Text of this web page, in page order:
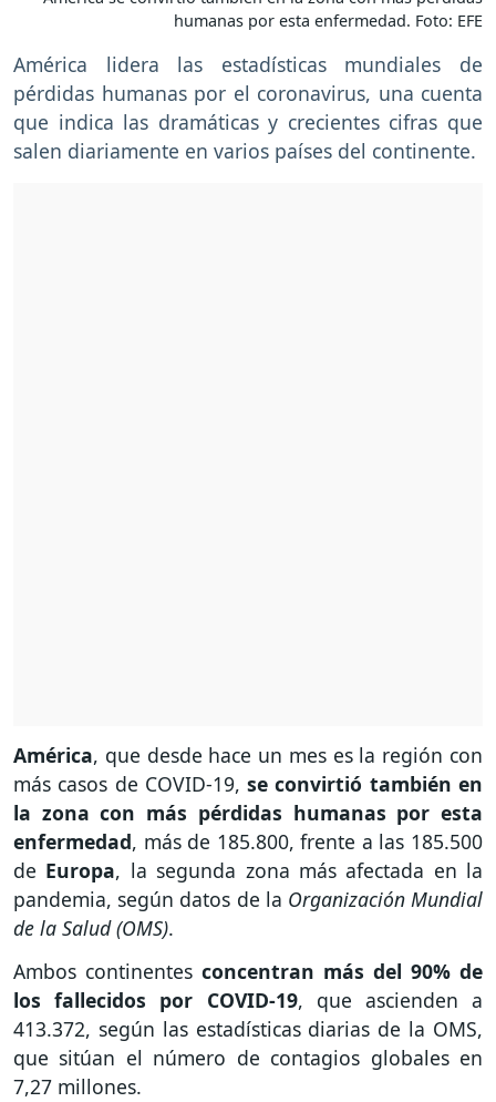
humanas por esta enfermedad. Foto: EFE
América lidera las estadísticas mundiales de
pérdidas humanas por el coronavirus, una cuenta
que indica las dramáticas y crecientes cifras que
salen diariamente en varios países del continente.
América, que desde hace un mes es la región con
más casos de COVID-19,se convirtió también en
la zona con más pérdidas humanas por esta
enfermedad, más de 185.800, frente a las 185.500
de Europa, la segunda zona más afectada en la
pandemia, según datos de la Organización Mundial
de la Salud (OMS).
Ambos continentes concentran más del 90% de
los fallecidos por COVID-19, que ascienden a
413.372, según las estadísticas diarias de la OMS,
que sitúan el número de contagios globales en
7,27 millones.